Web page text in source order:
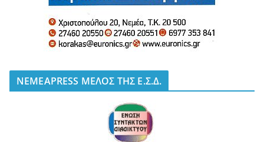
NEMEAPRESS ΜΕΛΟΣ ΤΗΣ Ε.Σ.Δ.